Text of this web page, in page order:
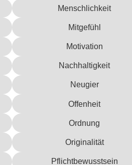
Menschlichkeit
Mitgefühl
Motivation
Nachhaltigkeit
Neugier
Offenheit
Ordnung
Originalität
Pflichtbewusstsein